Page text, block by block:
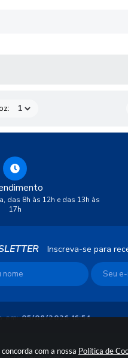
com a nossa Política de
das 8h às 12h e das 13h às
17h
Inscreva-se para
em:05/08/2026 16:54